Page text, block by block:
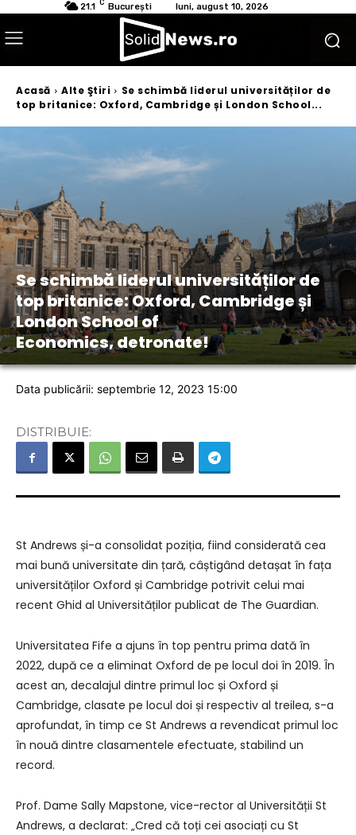
21.1 C București luni, august 10, 2026
Acasă Alte Ştiri
Se schimbă liderul universităților de
top britanice: Oxford, Cambridge și London School...
Se schimbă liderul universităților de
top britanice: Oxford, Cambridge și
London School of
Economics, detronate!
Data publicării: septembrie 12, 2023 15:00
DISTRIBUIE:
St Andrews și-a consolidat poziția, fiind considerată cea
mai bună universitate din țară, câștigând detașat în fața
universităților Oxford și Cambridge potrivit celui mai
recent Ghid al Universităților publicat de The Guardian.
Universitatea Fife a ajuns în top pentru prima dată în
2022, după ce a eliminat Oxford de pe locul doi în 2019. În
acest an, decalajul dintre primul loc și Oxford și
Cambridge, clasate pe locul doi și respectiv al treilea, s-a
aprofundat, în timp ce St Andrews a revendicat primul loc
în nouă dintre clasamentele efectuate, stabilind un
record.
Prof. Dame Sally Mapstone, vice-rector al Universității St
Andrews, a declarat: „Cred că toți cei asociați cu St